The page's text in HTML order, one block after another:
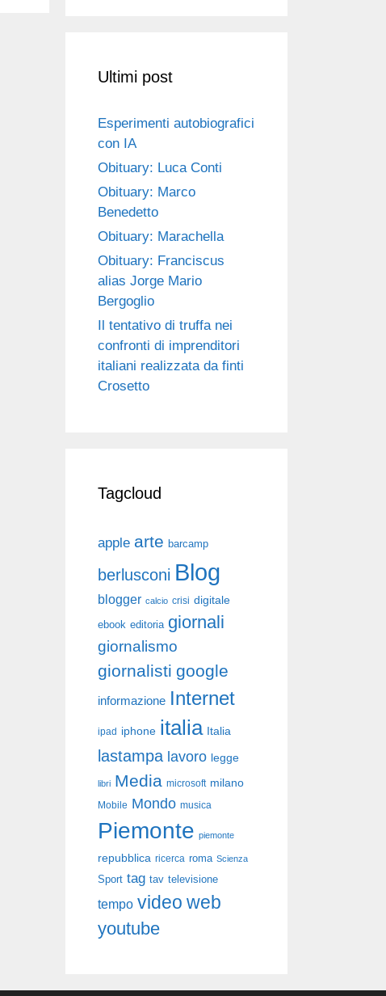
Ultimi post
Esperimenti autobiografici
con IA
Obituary: Luca Conti
Obituary: Marco
Benedetto
Obituary: Marachella
Obituary: Franciscus
alias Jorge Mario
Bergoglio
Il tentativo di truffa nei
confronti di imprenditori
italiani realizzata da finti
Crosetto
Tagcloud
apple arte barcamp
berlusconi Blog
blogger calcio crisi digitale
ebook editoria giornali
giornalismo
giornalisti google
informazione Internet
ipad iphone italia Italia
lastampa lavoro legge
libri Media microsoft milano
Mobile Mondo musica
Piemonte piemonte
repubblica ricerca roma Scienza
Sport tag tav televisione
tempo video web
youtube